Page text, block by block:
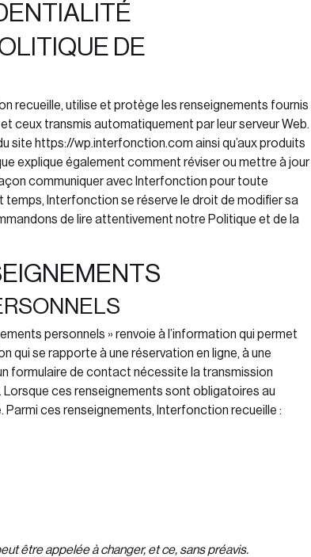
DE
recueille, utilise et protège les renseignements fournis
ceux transmis automatiquement par leur serveur Web.
site https://wp.interfonction.com ainsi qu’aux produits
explique également comment réviser ou mettre à jour
communiquer avec Interfonction pour toute
temps, Interfonction se réserve le droit de modifier sa
de lire attentivement notre Politique et de la
personnels » renvoie à l’information qui permet
qui se rapporte à une réservation en ligne, à une
formulaire de contact nécessite la transmission
ces renseignements sont obligatoires au
Parmi ces renseignements, Interfonction recueille :
être appelée à changer, et ce, sans préavis.